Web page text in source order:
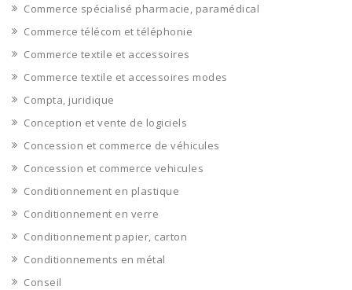
Commerce spécialisé pharmacie, paramédical
Commerce télécom et téléphonie
Commerce textile et accessoires
Commerce textile et accessoires modes
Compta, juridique
Conception et vente de logiciels
Concession et commerce de véhicules
Concession et commerce vehicules
Conditionnement en plastique
Conditionnement en verre
Conditionnement papier, carton
Conditionnements en métal
Conseil